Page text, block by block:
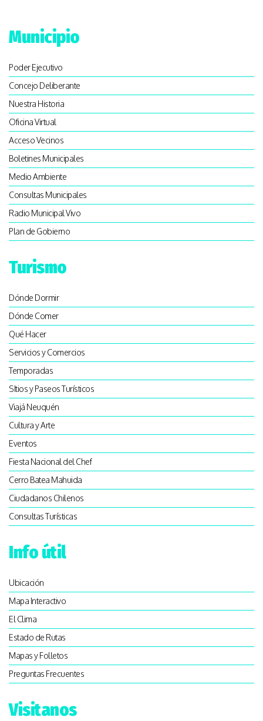
Municipio
Poder Ejecutivo
Concejo Deliberante
Nuestra Historia
Oficina Virtual
Acceso Vecinos
Boletines Municipales
Medio Ambiente
Consultas Municipales
Radio Municipal Vivo
Plan de Gobierno
Turismo
Dónde Dormir
Dónde Comer
Qué Hacer
Servicios y Comercios
Temporadas
SItios y Paseos Turísticos
Viajá Neuquén
Cultura y Arte
Eventos
Fiesta Nacional del Chef
Cerro Batea Mahuida
Ciudadanos Chilenos
Consultas Turísticas
Info útil
Ubicación
Mapa Interactivo
El Clima
Estado de Rutas
Mapas y Folletos
Preguntas Frecuentes
Visitanos